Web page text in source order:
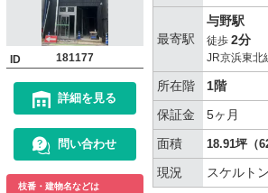
ID 181177
詳細を見る
問い合わせ
枝番・建物名などは
最寄駅
与野駅
徒歩 2分
JR京浜東北
所在階
1階
保証金
5ヶ月
面積
18.91坪（
現況 スケルトン